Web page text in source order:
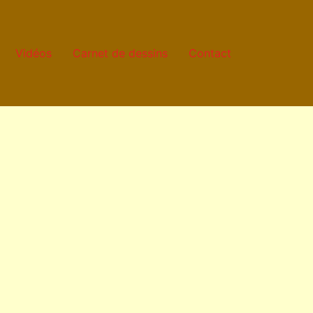
Vidéos Carnet de dessins Contact